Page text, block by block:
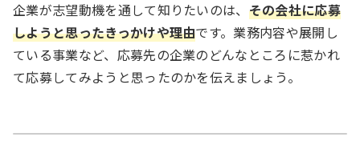
企業が志望動機を通して知りたいのは、 その会社に応募
しようと思ったきっかけや理由です。業務内容や展開し
ている事業など、応募先の企業のどんなところに惹かれ
て応募してみようと思ったのかを伝えましょう。